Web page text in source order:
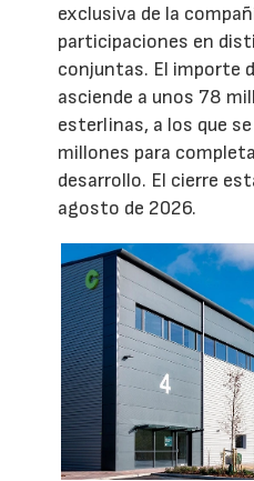
exclusiva de la
participaciones en
conjuntas. El importe
asciende a unos 78
esterlinas, a los que
millones para
desarrollo. El cierre
agosto de 2026.